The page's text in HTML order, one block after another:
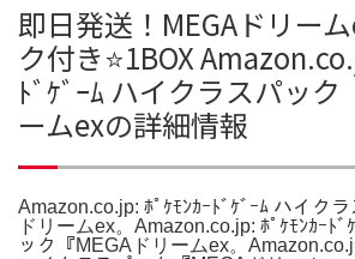
即日発送！MEGAドリー
ク付き⭐️1BOX
ﾄﾞｹﾞｰﾑ ハイクラスパック
ームexの詳細情報
Amazon.co.jp: ﾎﾟｹﾓﾝｶｰﾄﾞｹﾞｰﾑ ハイク
ドリームex。Amazon.co.jp: ﾎﾟｹﾓﾝｶｰﾄﾞ
ック『MEGAドリームex。